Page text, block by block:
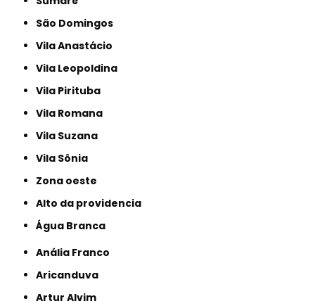
São Domingos
Vila Anastácio
Vila Leopoldina
Vila Pirituba
Vila Romana
Vila Suzana
Vila Sônia
Zona oeste
alto da providencia
Água Branca
Anália Franco
Aricanduva
Artur Alvim